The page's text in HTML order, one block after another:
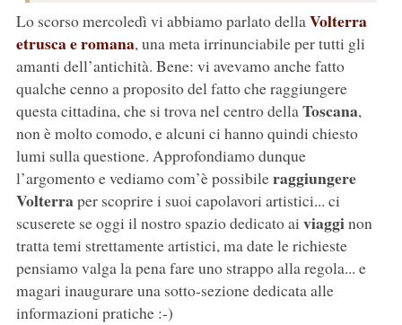
Lo scorso mercoledì vi abbiamo parlato dellaVolterra
etrusca e romana, una meta irrinunciabile per tutti gli
amanti dell’antichità. Bene: vi avevamo anche fatto
qualche cenno a proposito del fatto che raggiungere
questa cittadina, che si trova nel centro dellaToscana,
non è molto comodo, e alcuni ci hanno quindi chiesto
lumi sulla questione. Approfondiamo dunque
l’argomento e vediamo com’è possibileraggiungere
Volterraper scoprire i suoi capolavori artistici... ci
scuserete se oggi il nostro spazio dedicato ai viagginon
tratta temi strettamente artistici, ma date le richieste
pensiamo valga la pena fare uno strappo alla regola... e
magari inaugurare una sotto-sezione dedicata alle
informazioni pratiche :-)